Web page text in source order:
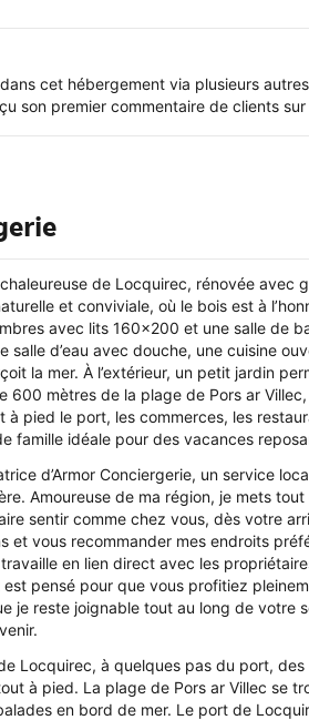
cet hébergement via plusieurs
son premier commentaire de clients
de Locquirec, rénovée avec
et conviviale, où le bois est à
avec lits 160x200 et une salle de
d’eau avec douche, une cuisine
la mer. À l’extérieur, un petit jardin
600 mètres de la plage de Pors ar
pied le port, les commerces, les
famille idéale pour des vacances
d’Armor Conciergerie, un service
Amoureuse de ma région, je mets
sentir comme chez vous, dès votre
et vous recommander mes endroits
en lien direct avec les
pensé pour que vous profitiez
je reste joignable tout au long de votre
Locquirec, à quelques pas du port,
à pied. La plage de Pors ar Villec se
en bord de mer. Le port de